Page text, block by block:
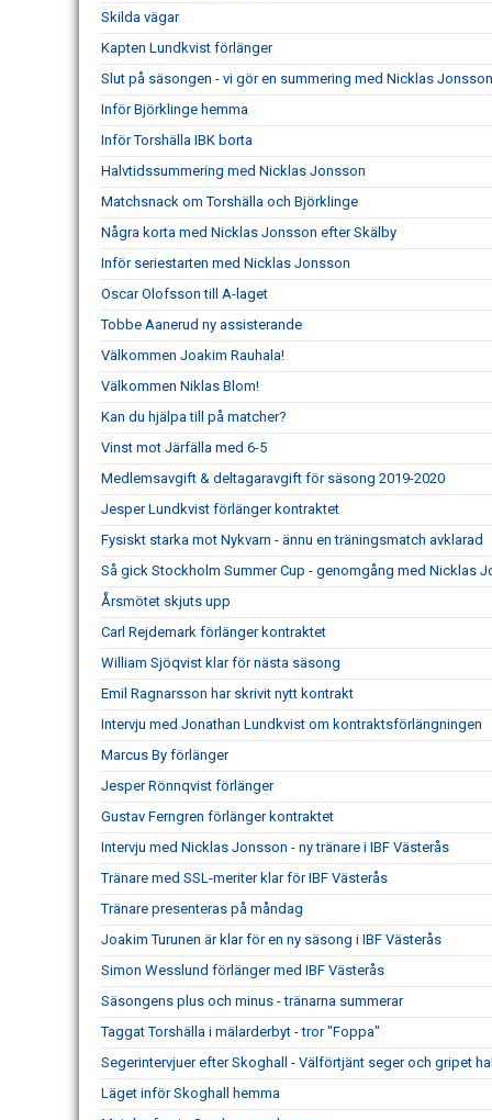
Skilda vägar
Kapten Lundkvist förlänger
Slut på säsongen - vi gör en summering med Nicklas Jonsson
Inför Björklinge hemma
Inför Torshälla IBK borta
Halvtidssummering med Nicklas Jonsson
Matchsnack om Torshälla och Björklinge
Några korta med Nicklas Jonsson efter Skälby
Inför seriestarten med Nicklas Jonsson
Oscar Olofsson till A-laget
Tobbe Aanerud ny assisterande
Välkommen Joakim Rauhala!
Välkommen Niklas Blom!
Kan du hjälpa till på matcher?
Vinst mot Järfälla med 6-5
Medlemsavgift & deltagaravgift för säsong 2019-2020
Jesper Lundkvist förlänger kontraktet
Fysiskt starka mot Nykvarn - ännu en träningsmatch avklarad
Så gick Stockholm Summer Cup - genomgång med Nicklas
Årsmötet skjuts upp
Carl Rejdemark förlänger kontraktet
William Sjöqvist klar för nästa säsong
Emil Ragnarsson har skrivit nytt kontrakt
Intervju med Jonathan Lundkvist om kontraktsförlängningen
Marcus By förlänger
Jesper Rönnqvist förlänger
Gustav Ferngren förlänger kontraktet
Intervju med Nicklas Jonsson - ny tränare i IBF Västerås
Tränare med SSL-meriter klar för IBF Västerås
Tränare presenteras på måndag
Joakim Turunen är klar för en ny säsong i IBF Västerås
Simon Wesslund förlänger med IBF Västerås
Säsongens plus och minus - tränarna summerar
Taggat Torshälla i mälarderbyt - tror "Foppa"
Segerintervjuer efter Skoghall - Välförtjänt seger och gripet
Läget inför Skoghall hemma